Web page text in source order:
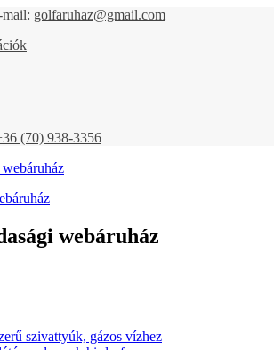
golfaruhaz@gmail.com
(70) 938-3356
webáruház
szivattyúk, gázos vízhez